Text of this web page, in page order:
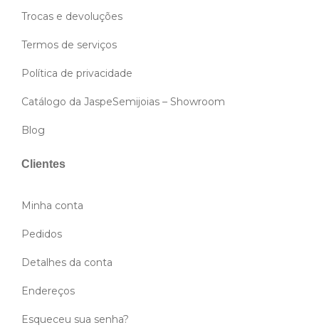
Trocas e devoluções
Termos de serviços
Política de privacidade
Catálogo da JaspeSemijoias – Showroom
Blog
Clientes
Minha conta
Pedidos
Detalhes da conta
Endereços
Esqueceu sua senha?